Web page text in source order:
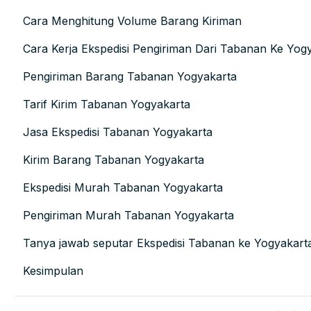
Cara Menghitung Volume Barang Kiriman
Cara Kerja Ekspedisi Pengiriman Dari Tabanan Ke
Pengiriman Barang Tabanan Yogyakarta
Tarif Kirim Tabanan Yogyakarta
Jasa Ekspedisi Tabanan Yogyakarta
Kirim Barang Tabanan Yogyakarta
Ekspedisi Murah Tabanan Yogyakarta
Pengiriman Murah Tabanan Yogyakarta
Tanya jawab seputar Ekspedisi Tabanan ke
Kesimpulan